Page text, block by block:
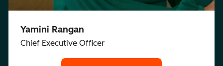
Yamini Rangan
Chief Executive Officer